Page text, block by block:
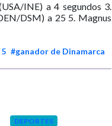
INE) a 4 segundos 3.
DSM) a 25 5. Magnus
#ganador de Dinamarca
DEPORTES